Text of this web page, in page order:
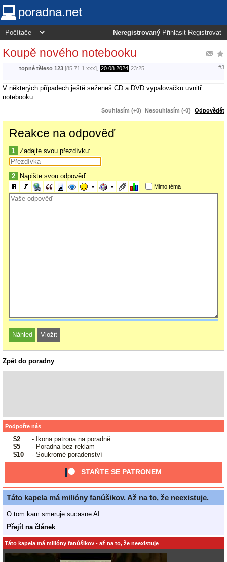
poradna.net
Neregistrovaný Přihlásit Registrovat
Koupě nového notebooku
topné těleso 123 [85.71.1.xxx], 20.08.2024 23:25 #3
V některých případech ještě seženeš CD a DVD vypalovačku uvnitř
notebooku.
Souhlasím (+0) Nesouhlasím (-0) Odpovědět
Reakce na odpověď
1 Zadajte svou přezdívku:
2 Napište svou odpověď:
Mimo téma
Zpět do poradny
Podpořte nás
$2
- Ikona patrona na poradně
$5
- Poradna bez reklam
$10
- Soukromé poradenství
STAŇTE SE PATRONEM
Táto kapela má milióny fanúšikov. Až na to, že neexistuje.
O tom kam smeruje sucasne AI.
Přejít na článek
Táto kapela má milióny fanúšikov - až na to, že neexistuje